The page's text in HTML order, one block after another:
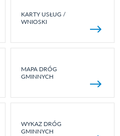
KARTY USŁUG /
WNIOSKI
MAPA DRÓG
GMINNYCH
WYKAZ DRÓG
GMINNYCH